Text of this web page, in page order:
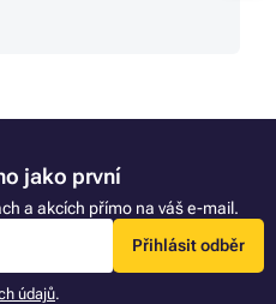
jako první
a akcích přímo na váš e-mail.
Přihlásit odběr
údajů.